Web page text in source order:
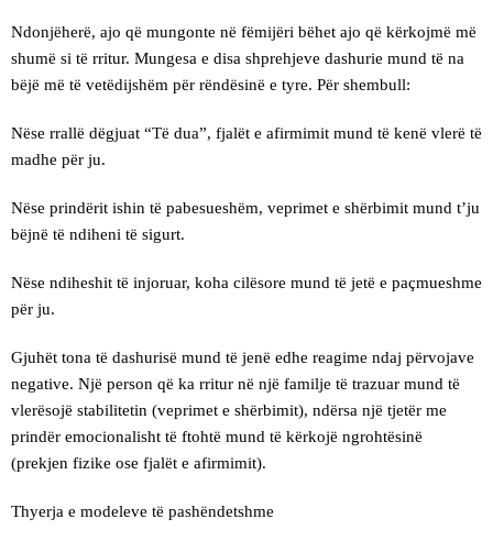
Ndonjëherë, ajo që mungonte në fëmijëri bëhet ajo që kërkojmë më
shumë si të rritur. Mungesa e disa shprehjeve dashurie mund të na
bëjë më të vetëdijshëm për rëndësinë e tyre. Për shembull:
Nëse rrallë dëgjuat “Të dua”, fjalët e afirmimit mund të kenë vlerë të
madhe për ju.
Nëse prindërit ishin të pabesueshëm, veprimet e shërbimit mund t’ju
bëjnë të ndiheni të sigurt.
Nëse ndiheshit të injoruar, koha cilësore mund të jetë e paçmueshme
për ju.
Gjuhët tona të dashurisë mund të jenë edhe reagime ndaj përvojave
negative. Një person që ka rritur në një familje të trazuar mund të
vlerësojë stabilitetin (veprimet e shërbimit), ndërsa një tjetër me
prindër emocionalisht të ftohtë mund të kërkojë ngrohtësinë
(prekjen fizike ose fjalët e afirmimit).
Thyerja e modeleve të pashëndetshme